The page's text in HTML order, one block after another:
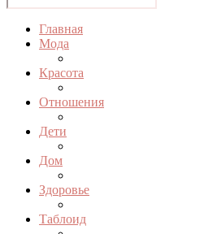
Главная
Мода
Красота
Отношения
Дети
Дом
Здоровье
Таблоид